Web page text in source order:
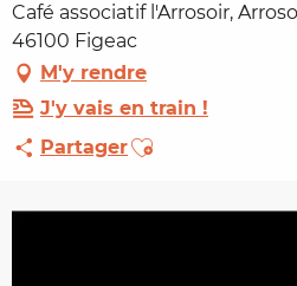
Café associatif l'Arrosoir,
46100 Figeac
M'y rendre
J'y vais en train !
PartagerAjouter aux favoris